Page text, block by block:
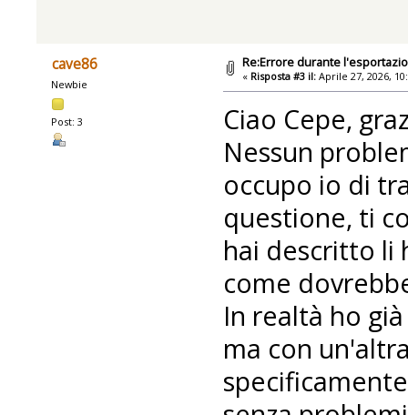
cave86
Newbie
Post: 3
Re:Errore durante
« Risposta #3 il: Aprile 27, 2026,
Ciao Cepe,
Nessun
occupo io di
questione, ti
hai descritto li
come
In realtà ho
ma con